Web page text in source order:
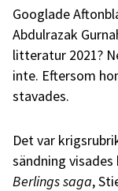
Googlade
Abdulrazak
litteratur 2021?
inte. Eftersom
stavades.
Det var
sändning
Berlings saga,